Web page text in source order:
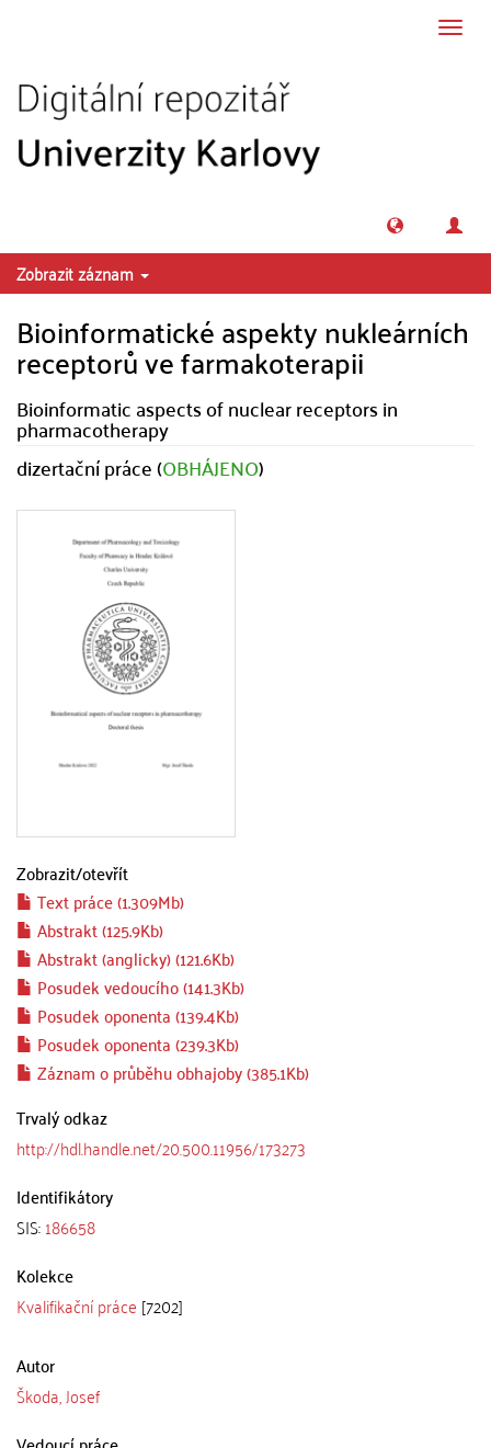
Zobrazit záznam
Bioinformatické aspekty nukleárních
receptorů ve farmakoterapii
Bioinformatic aspects of nuclear receptors in
pharmacotherapy
dizertační práce (OBHÁJENO)
Zobrazit/otevřít
Text práce (1.309Mb)
Abstrakt (125.9Kb)
Abstrakt (anglicky) (121.6Kb)
Posudek vedoucího (141.3Kb)
Posudek oponenta (139.4Kb)
Posudek oponenta (239.3Kb)
Záznam o průběhu obhajoby (385.1Kb)
Trvalý odkaz
http://hdl.handle.net/20.500.11956/173273
Identifikátory
SIS:186658
Kolekce
Kvalifikační práce [7202]
Autor
Škoda, Josef